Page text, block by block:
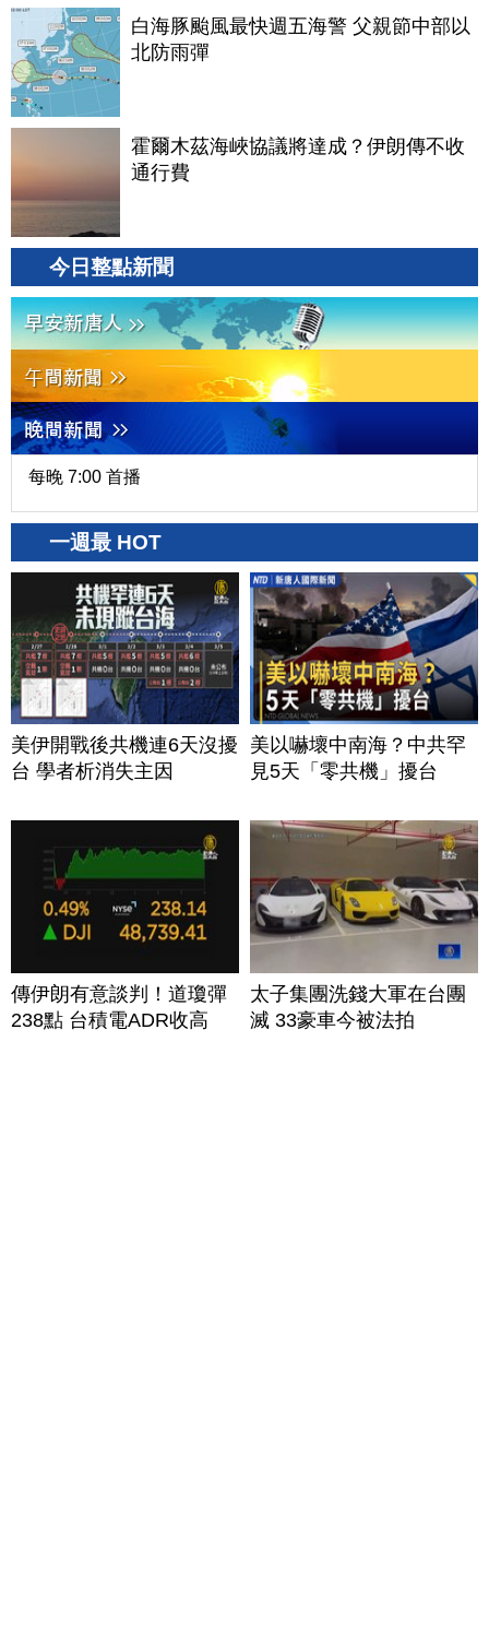
白海豚颱風最快週五海警 父親節中部以
北防雨彈
霍爾木茲海峽協議將達成？伊朗傳不收
通行費
今日整點新聞
每晚 7:00 首播
一週最 HOT
美伊開戰後共機連6天沒擾
台 學者析消失主因
美以嚇壞中南海？中共罕
見5天「零共機」擾台
傳伊朗有意談判！道瓊彈
238點 台積電ADR收高
太子集團洗錢大軍在台團
滅 33豪車今被法拍